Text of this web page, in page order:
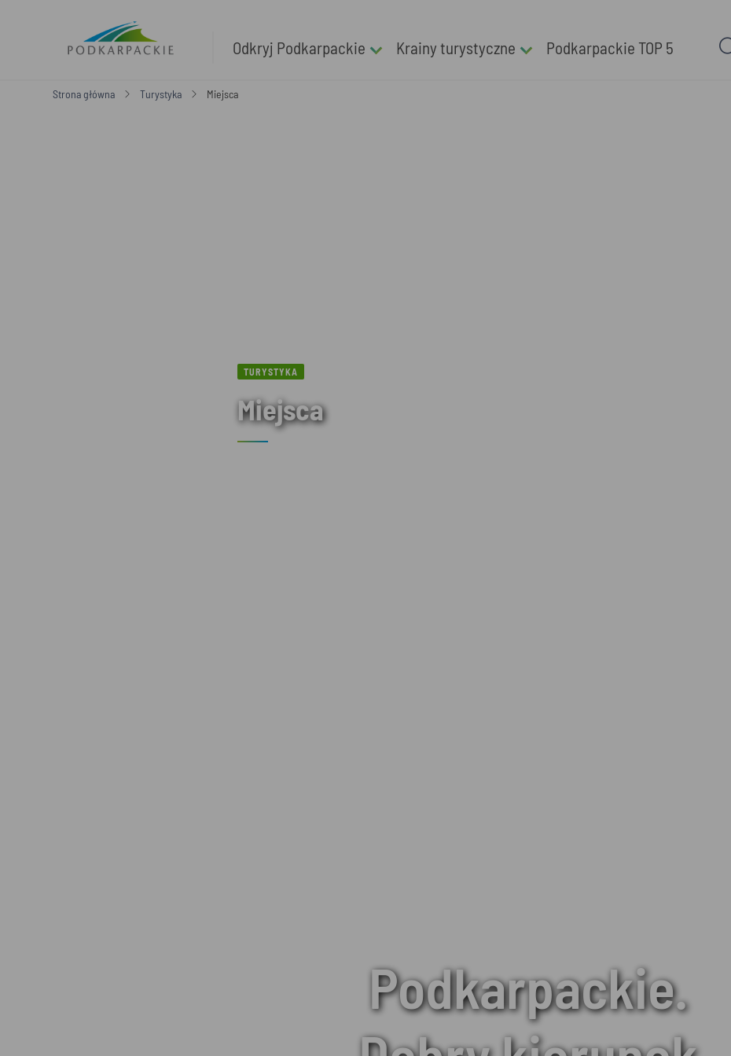
Odkryj Podkarpackie Krainy turystyczne Podkarpackie TOP 5
Strona główna Turystyka Miejsca
TURYSTYKA
Miejsca
Podkarpackie.